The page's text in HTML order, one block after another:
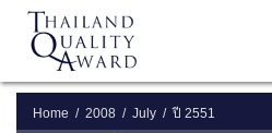
Home 2008 July ปี 2551